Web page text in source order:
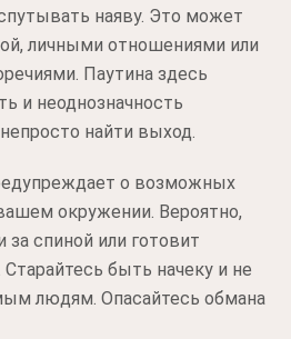
наяву. Это может
личными отношениями или
Паутина здесь
и неоднозначность
найти выход.
о возможных
окружении. Вероятно,
за спиной или готовит
быть начеку и не
людям. Опасайтесь обмана